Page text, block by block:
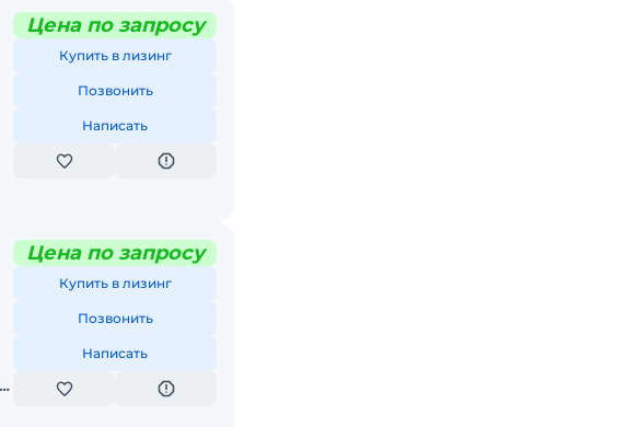
Цена по запросу
Купить в лизинг
Позвонить
Написать
Цена по запросу
Купить в лизинг
Позвонить
Написать